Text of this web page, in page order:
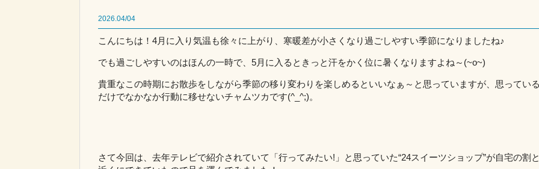
2026.04/04
こんにちは！4月に入り気温も徐々に上がり、寒暖差が小さくなり過ごしやすい季節になりましたね♪
でも過ごしやすいのはほんの一時で、5月に入るときっと汗をかく位に暑くなりますよね～(~o~)
貴重なこの時期にお散歩をしながら季節の移り変わりを楽しめるといいなぁ～と思っていますが、思ってい
だけでなかなか行動に移せないチャムツカです(^_^;)。
さて今回は、去年テレビで紹介されていて「行ってみたい!」と思っていた“24スイーツショップ”が自宅の割